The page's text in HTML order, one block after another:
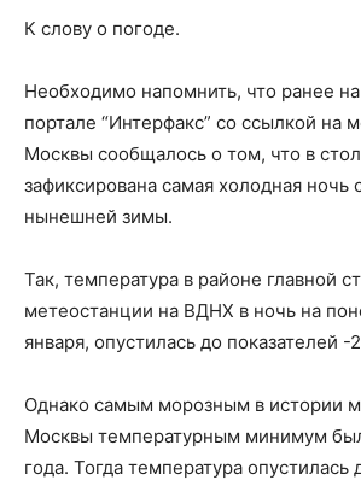
К слову о погоде.
Необходимо напомнить, что ранее
портале “Интерфакс” со ссылкой на
Москвы сообщалось о том, что в
зафиксирована самая холодная ночь
нынешней зимы.
Так, температура в районе главной
метеостанции на ВДНХ в ночь на
января, опустилась до показателей -
Однако самым морозным в истории
Москвы температурным минимум
года. Тогда температура опустилась